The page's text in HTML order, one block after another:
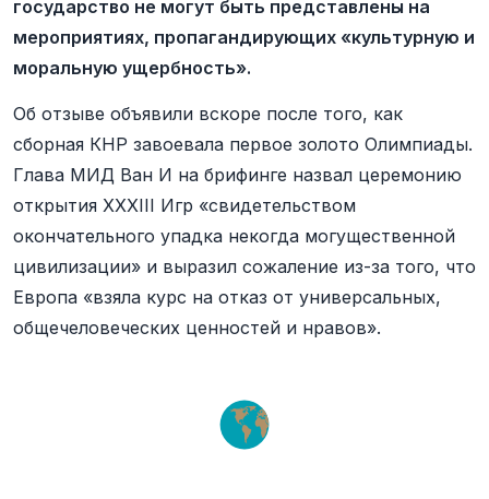
государство не могут быть представлены на
мероприятиях, пропагандирующих «культурную и
моральную ущербность».
Об отзыве объявили вскоре после того, как
сборная КНР завоевала первое золото Олимпиады.
Глава МИД Ван И на брифинге назвал церемонию
открытия XXXIII Игр «свидетельством
окончательного упадка некогда могущественной
цивилизации» и выразил сожаление из-за того, что
Европа «взяла курс на отказ от универсальных,
общечеловеческих ценностей и нравов».